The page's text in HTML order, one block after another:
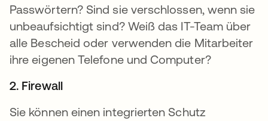
Passwörtern? Sind sie verschlossen, wenn sie
unbeaufsichtigt sind? Weiß das IT-Team über
alle Bescheid oder verwenden die Mitarbeiter
ihre eigenen Telefone und Computer?
2. Firewall
Sie können einen integrierten Schutz